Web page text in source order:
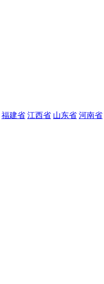
福建省 江西省 山东省 河南省